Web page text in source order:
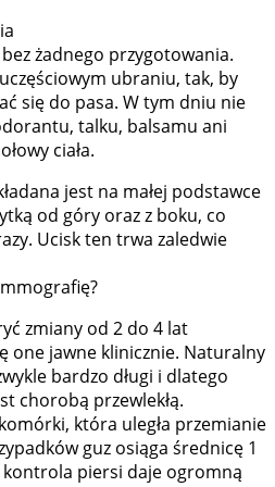
żadnego przygotowania.
ubraniu, tak, by
się do pasa. W tym dniu nie
talku, balsamu ani
ciała.
jest na małej podstawce
od góry oraz z boku, co
Ucisk ten trwa zaledwie
zmiany od 2 do 4 lat
one jawne klinicznie. Naturalny
bardzo długi i dlatego
chorobą przewlekłą.
która uległa przemianie
guz osiąga średnicę 1
kontrola piersi daje ogromną